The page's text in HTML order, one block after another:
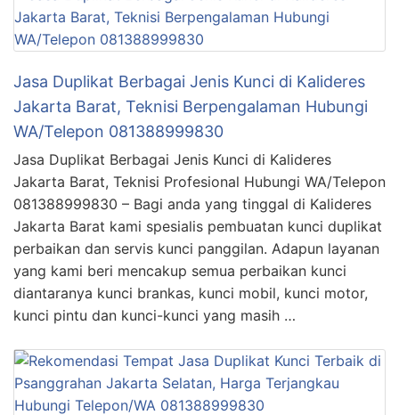
Jasa Duplikat Berbagai Jenis Kunci di Kalideres
Jakarta Barat, Teknisi Berpengalaman Hubungi
WA/Telepon 081388999830
Jasa Duplikat Berbagai Jenis Kunci di Kalideres
Jakarta Barat, Teknisi Profesional Hubungi WA/Telepon
081388999830 – Bagi anda yang tinggal di Kalideres
Jakarta Barat kami spesialis pembuatan kunci duplikat
perbaikan dan servis kunci panggilan. Adapun layanan
yang kami beri mencakup semua perbaikan kunci
diantaranya kunci brankas, kunci mobil, kunci motor,
kunci pintu dan kunci-kunci yang masih …